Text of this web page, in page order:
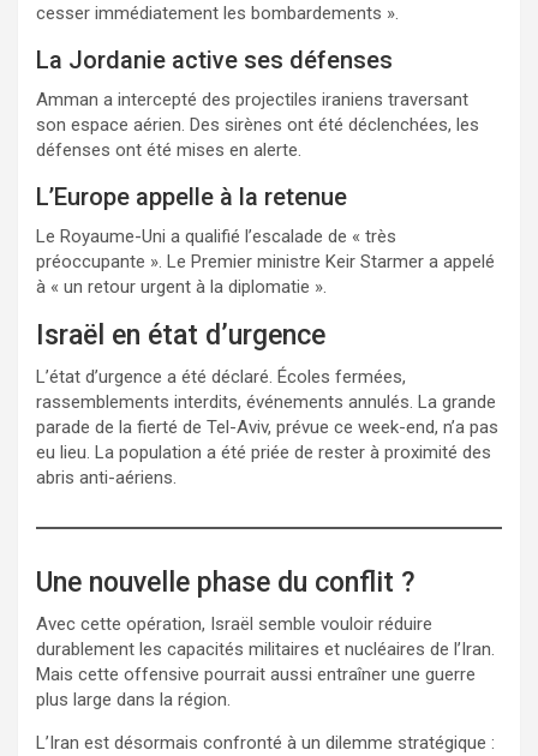
cesser immédiatement les bombardements ».
La Jordanie active ses défenses
Amman a intercepté des projectiles iraniens traversant
son espace aérien. Des sirènes ont été déclenchées, les
défenses ont été mises en alerte.
L’Europe appelle à la retenue
Le Royaume-Uni a qualifié l’escalade de « très
préoccupante ». Le Premier ministre Keir Starmer a appelé
à « un retour urgent à la diplomatie ».
Israël en état d’urgence
L’état d’urgence a été déclaré. Écoles fermées,
rassemblements interdits, événements annulés. La grande
parade de la fierté de Tel-Aviv, prévue ce week-end, n’a pas
eu lieu. La population a été priée de rester à proximité des
abris anti-aériens.
Une nouvelle phase du conflit ?
Avec cette opération, Israël semble vouloir réduire
durablement les capacités militaires et nucléaires de l’Iran.
Mais cette offensive pourrait aussi entraîner une guerre
plus large dans la région.
L’Iran est désormais confronté à un dilemme stratégique :